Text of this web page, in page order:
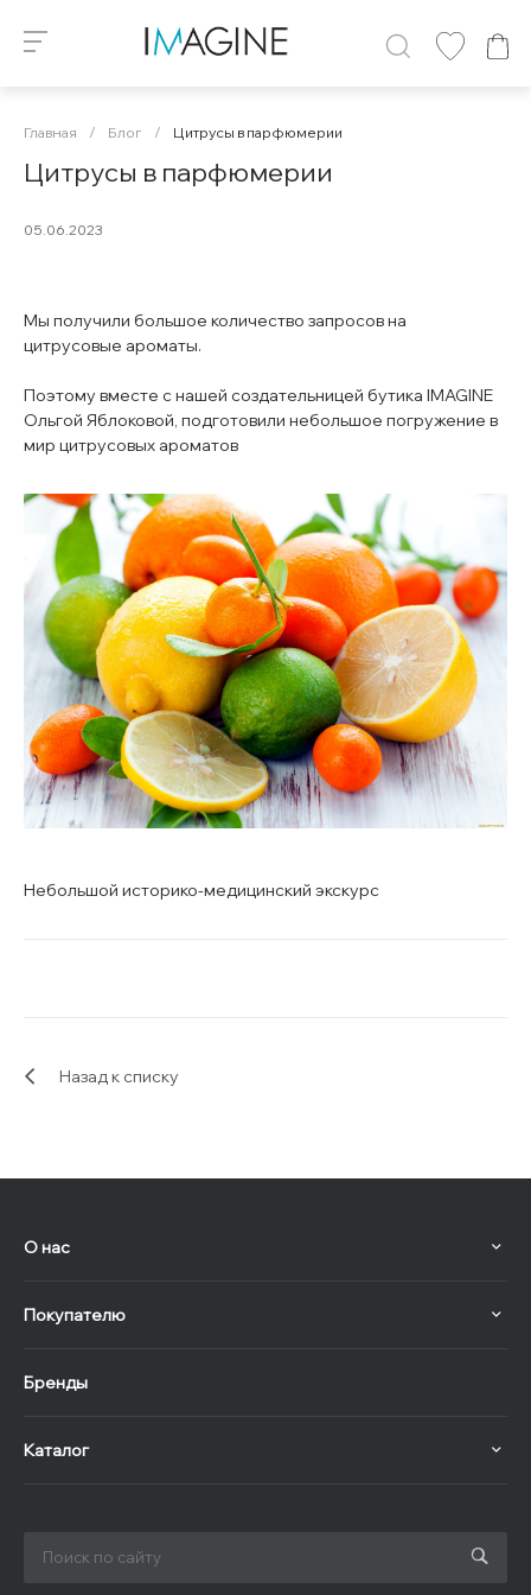
Главная / Блог / Цитрусы в парфюмерии
Цитрусы в парфюмерии
05.06.2023
Мы получили большое количество запросов на
цитрусовые ароматы.
Поэтому вместе с нашей создательницей бутика IMAGINE
Ольгой Яблоковой, подготовили небольшое погружение в
мир цитрусовых ароматов
Небольшой историко-медицинский экскурс
Назад к списку
О нас
Покупателю
Бренды
Каталог